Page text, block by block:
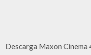
Descarga Maxon Cinema